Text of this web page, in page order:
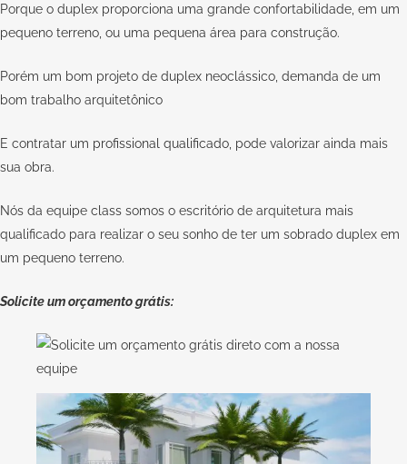
Porque o duplex proporciona uma grande confortabilidade, em um
pequeno terreno, ou uma pequena área para construção.
Porém um bom projeto de duplex neoclássico, demanda de um
bom trabalho arquitetônico
E contratar um profissional qualificado , pode valorizar ainda mais
sua obra.
Nós da equipe class somos o escritório de arquitetura mais
qualificado para realizar o seu sonho de ter um sobrado duplex em
um pequeno terreno.
Solicite um orçamento grátis: